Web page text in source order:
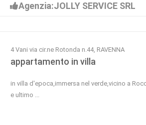
Agenzia:JOLLY SERVICE SRL
4 Vani via cir.ne Rotonda n.44, RAVENNA
appartamento in villa
in villa d'epoca,immersa nel verde,vicino a
e ultimo ...